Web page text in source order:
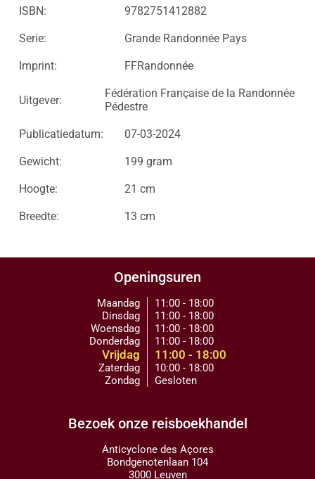
ISBN: 9782751412882
Serie: Grande Randonnée Pays
Imprint: FFRandonnée
Uitgever:
Fédération Française de la Randonnée
Pédestre
Publicatiedatum: 07-03-2024
Gewicht: 199 gram
Hoogte: 21 cm
Breedte: 13 cm
Openingsuren
Maandag
Dinsdag
Woensdag
Donderdag
Vrijdag
Zaterdag
Zondag
11:00 - 18:00
11:00 - 18:00
11:00 - 18:00
11:00 - 18:00
11:00 - 18:00
10:00 - 18:00
Gesloten
Bezoek onze reisboekhandel
Anticyclone des Açores
Bondgenotenlaan 104
3000 Leuven